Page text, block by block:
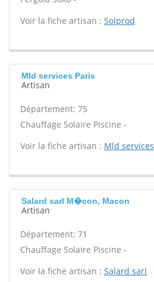
Voir la fiche artisan : Solprod
Mld services Paris
Artisan
Département: 75
Chauffage Solaire Piscine -
Voir la fiche artisan : Mld services
Salard sarl M�con, Macon
Artisan
Département: 71
Chauffage Solaire Piscine -
Voir la fiche artisan : Salard sarl